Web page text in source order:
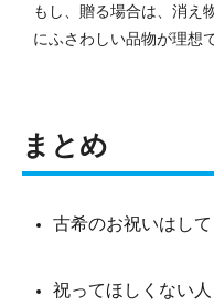
もし、贈る場合は、消え
にふさわしい品物が理想
まとめ
古希のお祝いはし
祝ってほしくない